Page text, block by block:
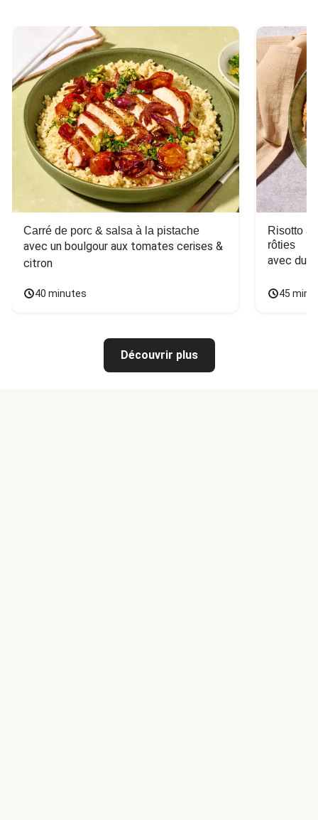
Carré de porc & salsa à la pistache
avec un boulgour aux tomates cerises &
citron
40 minutes
Risotto
rôties
avec du
45
Découvrir plus